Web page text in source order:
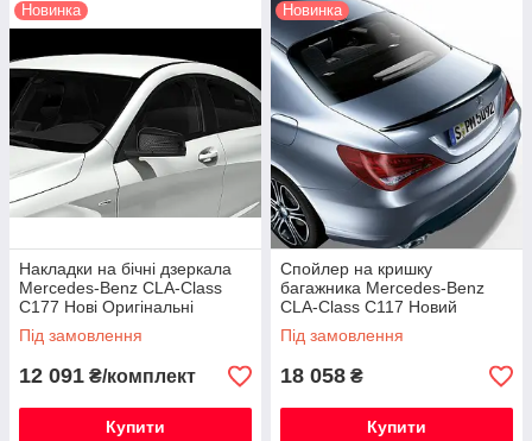
Новинка
Накладки на бічні дзеркала
Mercedes-Benz CLA-Class
C177 Нові Оригінальні
Під замовлення
12 091 ₴/комплект
Купити
Новинка
Спойлер на кришку
багажника Mercedes-Benz
CLA-Class C117 Новий
Оригінальний
Під замовлення
18 058 ₴
Купити